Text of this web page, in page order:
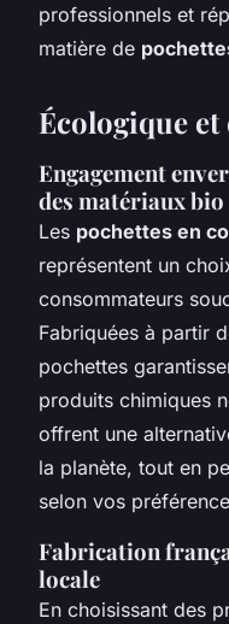
professionnels et
matière de
Écologique
Engagement
des matériaux bio
Les pochettes en
représentent un
consommateurs
Fabriquées à partir
pochettes
produits chimiques
offrent une
la planète, tout en
selon vos
Fabrication
locale
En choisissant des